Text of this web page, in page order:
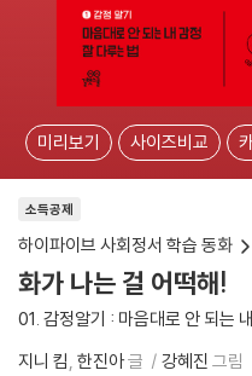
미리보기 사이즈비교
소득공제
하이파이브 사회정서 학습 동화
화가 나는 걸 어떡해!
01. 감정알기 : 마음대로 안 되는
지니 킴 한진아글 강혜진 그림